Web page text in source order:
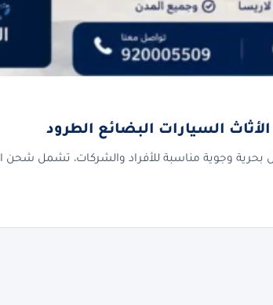
وجوية مناسبة للأفراد والشركات، تشمل شحن